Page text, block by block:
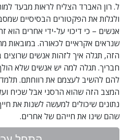
ל. רון האברד הצליח לראות מבעד
ולגלות את הפקטורים הבסיסיים
אנשים – כי דיכוי על-ידי אחרים הוא
שנראים אקראיים לכאורה. במובאות
הזה, תגלה איך לזהות אנשים
חבריך. תגלה למה יש אנשים שלא
להם להשיב לעצמם את רווחתם.
המצב הזה שהוא הרסני אבל שכיח
נתונים שיכולים למעשה לשנות את
שהם שינו את חייהם של אחרים.